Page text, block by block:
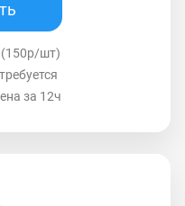
(150р/шт)
за 12ч